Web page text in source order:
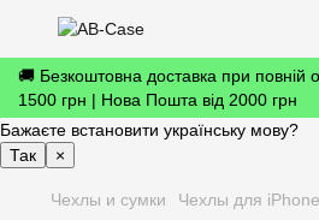
🚚 Безкоштовна доставка при повній
1500 грн | Нова Пошта від 2000 грн
Бажаєте встановити українську мову?
Так
×
Чехлы и сумки Чехлы для iPhone